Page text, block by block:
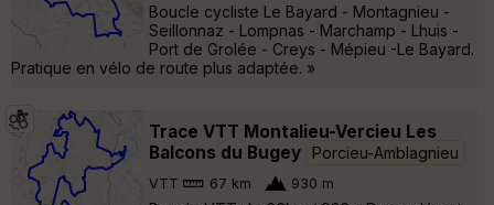
Boucle cycliste Le Bayard - Montagnieu -
Seillonnaz - Lompnas - Marchamp - Lhuis -
Port de Grolée - Creys - Mépieu -Le Bayard.
Pratique en vélo de route plus adaptée. »
Trace VTT Montalieu-Vercieu Les
Balcons du Bugey
Porcieu-Amblagnieu
VTT 67 km 930 m